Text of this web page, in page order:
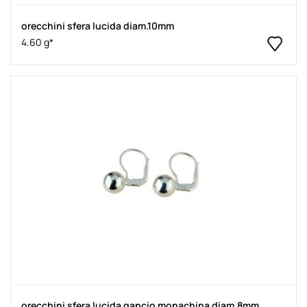
orecchini sfera lucida diam.10mm
4.60 g*